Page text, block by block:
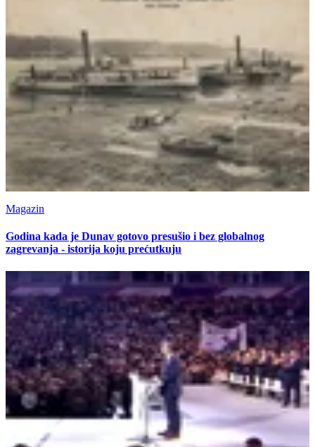
Magazin
Godina kada je Dunav gotovo presušio i bez globalnog
zagrevanja - istorija koju prećutkuju